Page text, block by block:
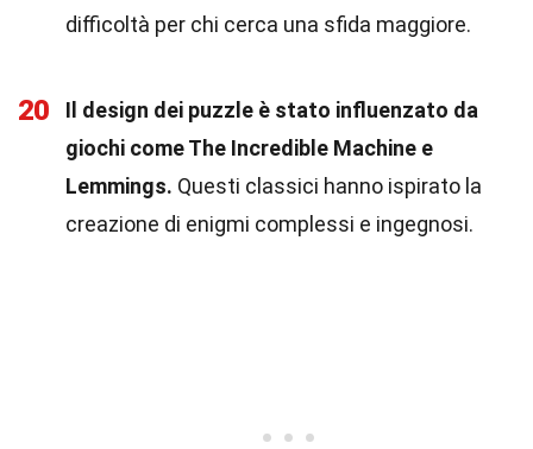
difficoltà per chi cerca una sfida maggiore.
20
Il design dei puzzle è stato influenzato da
giochi come The Incredible Machine e
Lemmings. Questi classici hanno ispirato la
creazione di enigmi complessi e ingegnosi.